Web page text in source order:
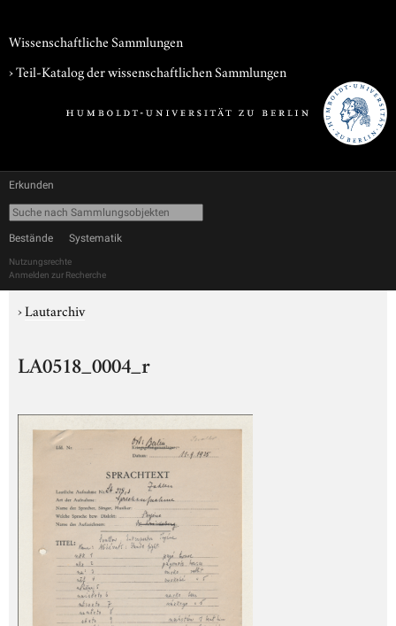
Wissenschaftliche Sammlungen
› Teil-Katalog der wissenschaftlichen Sammlungen
Erkunden
Bestände Systematik
Nutzungsrechte
Anmelden zur Recherche
›Lautarchiv
LA0518_0004_r